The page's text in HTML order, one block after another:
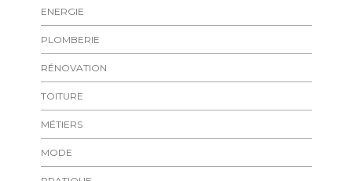
ENERGIE
PLOMBERIE
RÉNOVATION
TOITURE
MÉTIERS
MODE